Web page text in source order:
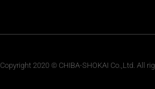
Copyright 2020 © CHIBA-SHOKAI Co.,Ltd. All